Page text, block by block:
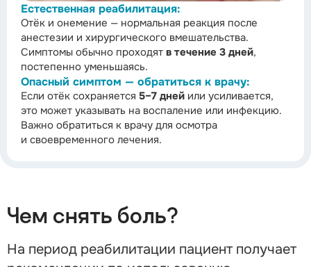
Естественная реабилитация:
Отёк и онемение — нормальная реакция после
анестезии и хирургического вмешательства.
Симптомы обычно проходят в течение 3 дней,
постепенно уменьшаясь.
Опасный симптом — обратиться к врачу:
Если отёк сохраняется 5–7 дней или усиливается,
это может указывать на воспаление или инфекцию.
Важно обратиться к врачу для осмотра
и своевременного лечения.
Чем снять боль?
На период реабилитации пациент получает